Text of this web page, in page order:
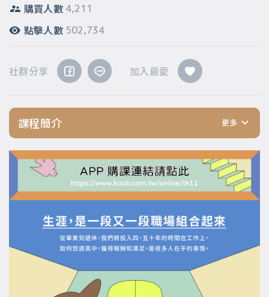
購買人數 4,211
點擊人數 502,734
社群分享 加入最愛
課程簡介